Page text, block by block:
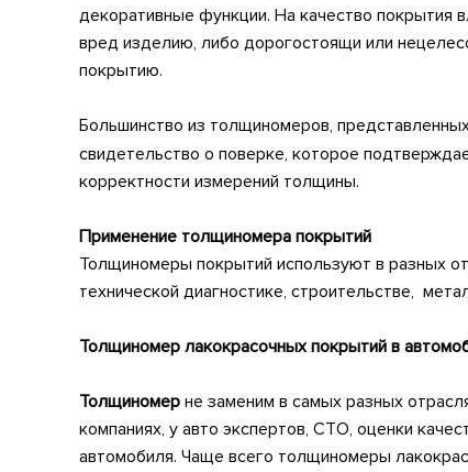
декоративные функции. На качество
вред изделию, либо дорогостоящи или
покрытию.
Большинство из толщиномеров,
свидетельство о поверке, которое
корректности измерений толщины.
Применение толщиномера покрытий
Толщиномеры покрытий используют в разных
технической диагностике, строительстве,
Толщиномер лакокрасочных покрытий в
Толщиномер не заменим в самых разных
компаниях, у авто экспертов, СТО, оценки
автомобиля. Чаще всего толщиномеры